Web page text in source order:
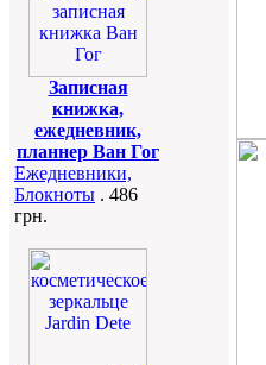
Записная
книжка,
ежедневник,
планнер Ван Гог
Ежедневники,
Блокноты . 486
грн.